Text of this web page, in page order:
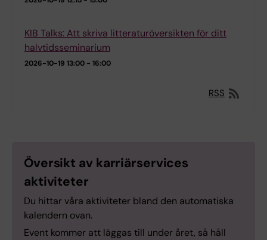
KIB Talks: Att skriva litteraturöversikten för ditt
halvtidsseminarium
2026-10-19 13:00 - 16:00
RSS
Översikt av karriärservices
aktiviteter
Du hittar våra aktiviteter bland den automatiska
kalendern ovan.
Event kommer att läggas till under året, så håll